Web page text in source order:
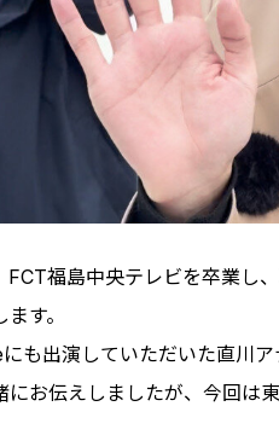
FCT福島中央テレビを卒業し
す。
も出演していただいた直川
お伝えしましたが、今回は